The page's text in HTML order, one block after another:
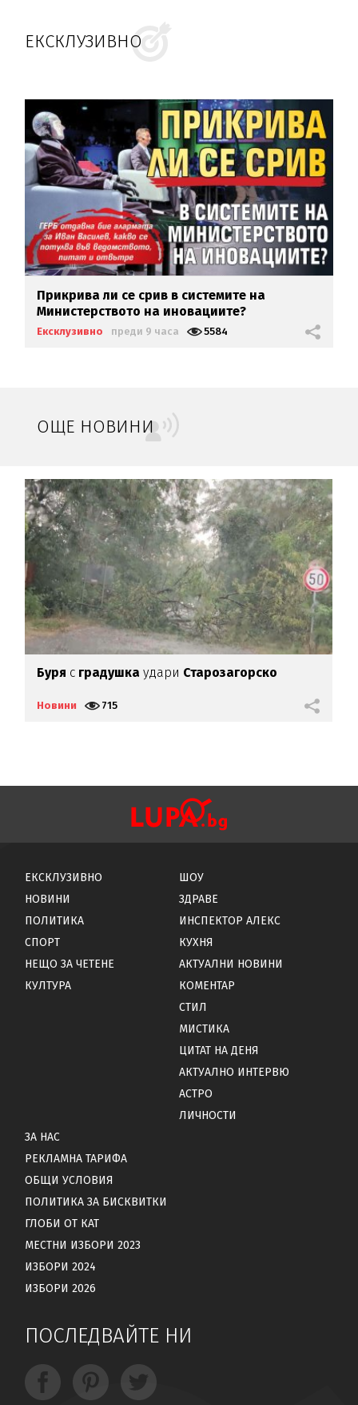
ЕКСКЛУЗИВНО
Прикрива ли се срив в системите на
Министерството на иновациите?
Ексклузивно преди 9 часа 5584
ОЩЕ НОВИНИ
Буря с градушкаудари Старозагорско
Новини 715
ЕКСКЛУЗИВНО
НОВИНИ
ПОЛИТИКА
СПОРТ
НЕЩО ЗА ЧЕТЕНЕ
КУЛТУРА
ШОУ
ЗДРАВЕ
ИНСПЕКТОР АЛЕКС
КУХНЯ
АКТУАЛНИ НОВИНИ
КОМЕНТАР
СТИЛ
МИСТИКА
ЦИТАТ НА ДЕНЯ
АКТУАЛНО ИНТЕРВЮ
АСТРО
ЛИЧНОСТИ
ЗА НАС
РЕКЛАМНА ТАРИФА
ОБЩИ УСЛОВИЯ
ПОЛИТИКА ЗА БИСКВИТКИ
ГЛОБИ ОТ КАТ
МЕСТНИ ИЗБОРИ 2023
ИЗБОРИ 2024
ИЗБОРИ 2026
ПОСЛЕДВАЙТЕ НИ